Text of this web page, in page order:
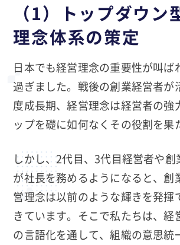
（1）トップダウン
理念体系の策定
日本でも経営理念の重要性が叫ば
過ぎました。戦後の創業経営者が
度成長期、経営理念は経営者の強
ップを礎に如何なくその役割を果
しかし、2代目、3代目経営者や
が社長を務めるようになると、創
営理念は以前のような輝きを発揮
きています。そこで私たちは、経
の言語化を通して、組織の意思統